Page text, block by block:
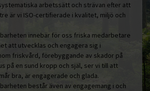
arbetssätt och strävan efter att
är vi ISO-certifierade i kvalitet, miljö och
innebär för oss friska medarbetare
att utvecklas och engagera sig i
friskvård, förebyggande av skador på
på en sund kropp och själ, ser vi till att
bra, är engagerade och glada.
består även av engagemang i och